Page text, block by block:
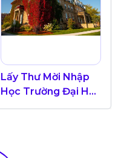
Lấy Thư Mời Nhập
Học Trường Đại Học
New Brunswick